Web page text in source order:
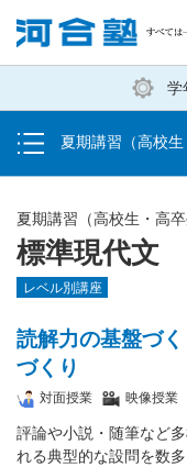
塾生の方
学
夏期講習（高校生
受講料・お申し込み
受講開始までの流れ
校舎・教室一覧
標準現代文
夏期講習（高校生・高卒
レベル別講座
読解力の基盤づ
づくり
対面授業 映像授業
評論や小説・随筆など
れる典型的な設問を数